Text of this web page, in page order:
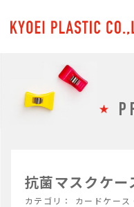
抗菌マスクケー
カテゴリ： カードケー